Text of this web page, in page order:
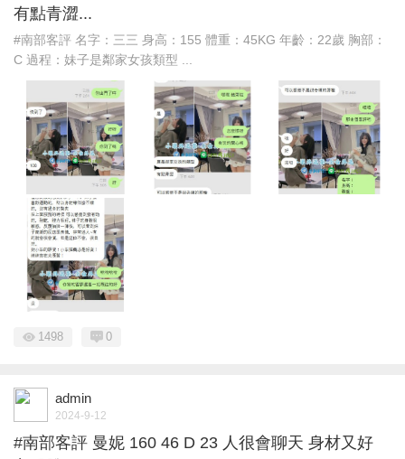
有點青澀...
#南部客評 名字：三三 身高：155 體重：45KG 年齡：22歲 胸部：
C 過程：妹子是鄰家女孩類型 ...
1498 0
admin
2024-9-12
#南部客評 曼妮 160 46 D 23 人很會聊天 身材又好